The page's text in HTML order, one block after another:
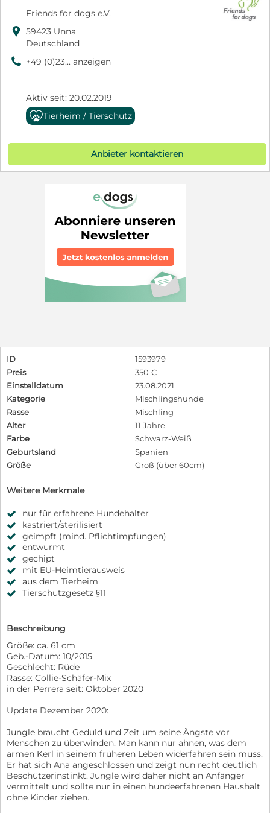
Friends for dogs e.V.
 59423 Unna
Deutschland
9 +49 (0)23... anzeigen
Aktiv seit: 20.02.2019
Tierheim / Tierschutz
Anbieter kontaktieren
ID
1593979
Preis
350 €
Einstelldatum
23.08.2021
Kategorie
Mischlingshunde
Rasse
Mischling
Alter
11 Jahre
Farbe
Schwarz-Weiß
Geburtsland
Spanien
Größe
Groß (über 60cm)
Weitere Merkmale
nur für erfahrene Hundehalter
kastriert/sterilisiert
geimpft (mind. Pflichtimpfungen)
entwurmt
gechipt
mit EU-Heimtierausweis
aus dem Tierheim
Tierschutzgesetz §11
Beschreibung
Größe: ca. 61 cm
Geb.-Datum: 10/2015
Geschlecht: Rüde
Rasse: Collie-Schäfer-Mix
in der Perrera seit: Oktober 2020
Update Dezember 2020:
Jungle braucht Geduld und Zeit um seine Ängste vor
Menschen zu überwinden. Man kann nur ahnen, was dem
armen Kerl in seinem früheren Leben widerfahren sein muss.
Er hat sich Ana angeschlossen und zeigt nun recht deutlich
Beschützerinstinkt. Jungle wird daher nicht an Anfänger
vermittelt und sollte nur in einen hundeerfahrenen Haushalt
ohne Kinder ziehen.